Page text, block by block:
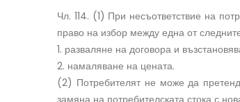
Чл. 114. (1) При несъответствие на
право на избор между една от
1. разваляне на договора и
2. намаляване на цената.
(2) Потребителят не може да
замяна на потребителската стока с